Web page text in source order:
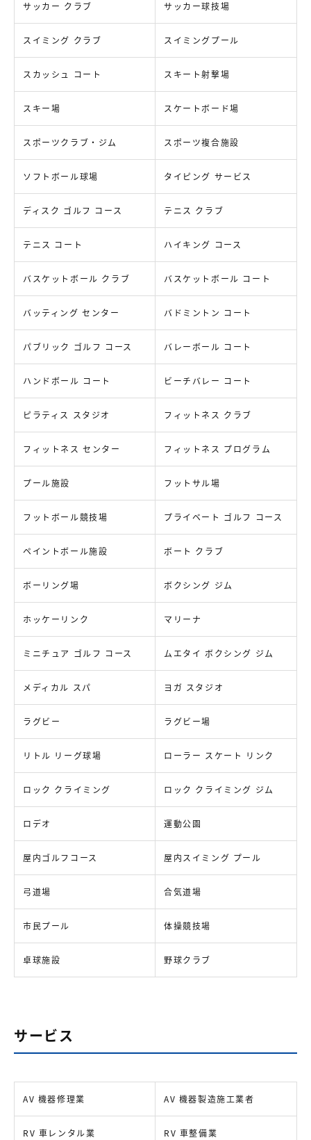
サッカー クラブ サッカー球技場
スイミング クラブ スイミングプール
スカッシュ コート スキート射撃場
スキー場 スケートボード場
スポーツクラブ・ジム スポーツ複合施設
ソフトボール球場 タイピング サービス
ディスク ゴルフ コース テニス クラブ
テニス コート ハイキング コース
バスケットボール クラブ バスケットボール コート
バッティング センター バドミントン コート
パブリック ゴルフ コース バレーボール コート
ハンドボール コート ビーチバレー コート
ピラティス スタジオ フィットネス クラブ
フィットネス センター フィットネス プログラム
プール施設 フットサル場
フットボール競技場 プライベート ゴルフ コース
ペイントボール施設 ボート クラブ
ボーリング場 ボクシング ジム
ホッケーリンク マリーナ
ミニチュア ゴルフ コース ムエタイ ボクシング ジム
メディカル スパ ヨガ スタジオ
ラグビー ラグビー場
リトル リーグ球場 ローラー スケート リンク
ロック クライミング ロック クライミング ジム
ロデオ 運動公園
屋内ゴルフコース 屋内スイミング プール
弓道場 合気道場
市民プール 体操競技場
卓球施設 野球クラブ
サービス
AV 機器修理業 AV 機器製造施工業者
RV 車レンタル業 RV 車整備業